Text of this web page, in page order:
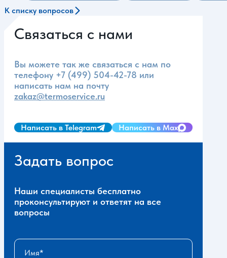
К списку вопросов
Связаться с нами
Вы можете так же связаться с нам по
телефону +7 (499) 504-42-78 или
написать нам на почту
zakaz@termoservice.ru
Написать в Telegram Написать в Max
Задать вопрос
Наши специалисты бесплатно
проконсультируют и ответят на все
вопросы
Имя